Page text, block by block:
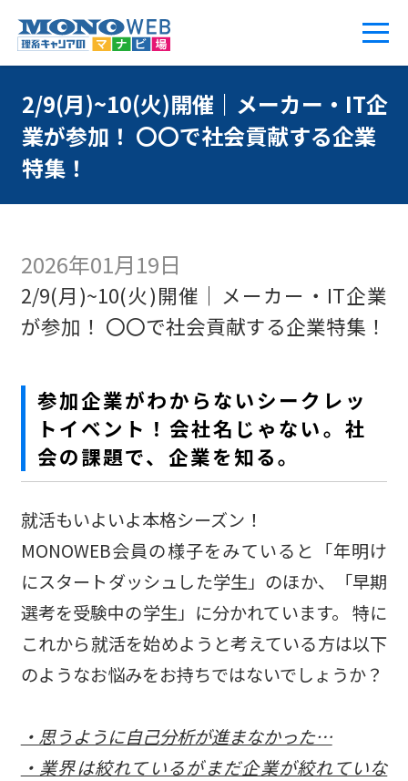
2/9(月)~10(火)開催｜メーカー・IT企
業が参加！ 〇〇で社会貢献する企業
特集！
2026年01月19日
2/9(月)~10(火)開催｜メーカー・IT企業
が参加！ 〇〇で社会貢献する企業特集！
参加企業がわからないシークレッ
トイベント！会社名じゃない。社
会の課題で、企業を知る。
就活もいよいよ本格シーズン！
MONOWEB会員の様子をみていると「年明け
にスタートダッシュした学生」のほか、「早期
選考を受験中の学生」に分かれています。 特に
これから就活を始めようと考えている方は以下
のようなお悩みをお持ちではないでしょうか？
・思うように自己分析が進まなかった…
・業界は絞れているがまだ企業が絞れていな